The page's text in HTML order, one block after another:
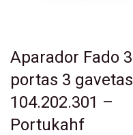
Aparador Fado 3
portas 3 gavetas
104.202.301 –
Portukahf